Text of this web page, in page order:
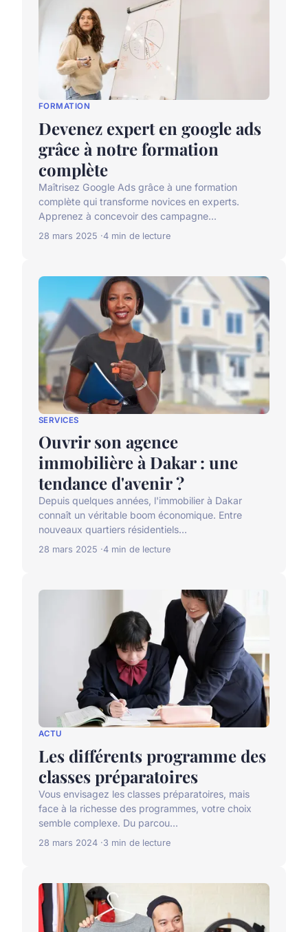
FORMATION
Devenez expert en google ads
grâce à notre formation
complète
Maîtrisez Google Ads grâce à une formation
complète qui transforme novices en experts.
Apprenez à concevoir des campagne...
28 mars 2025 4 min de lecture
SERVICES
Ouvrir son agence
immobilière à Dakar : une
tendance d'avenir ?
Depuis quelques années, l'immobilier à Dakar
connaît un véritable boom économique. Entre
nouveaux quartiers résidentiels...
28 mars 2025 4 min de lecture
ACTU
Les différents programme des
classes préparatoires
Vous envisagez les classes préparatoires, mais
face à la richesse des programmes, votre choix
semble complexe. Du parcou...
28 mars 2024 3 min de lecture